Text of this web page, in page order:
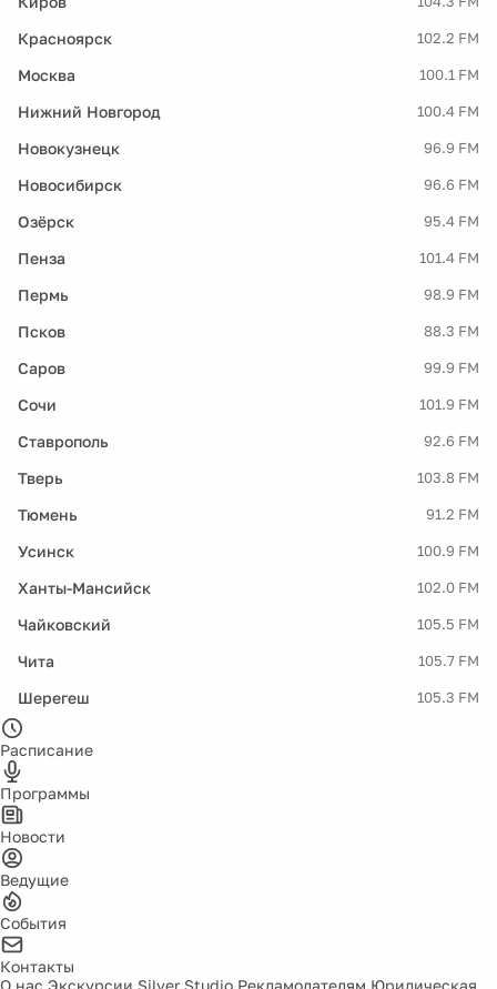
Красноярск 102.2 FM
Москва 100.1 FM
Нижний Новгород 100.4 FM
Новокузнецк 96.9 FM
Новосибирск 96.6 FM
Озёрск 95.4 FM
Пенза 101.4 FM
Пермь 98.9 FM
Псков 88.3 FM
Саров 99.9 FM
Сочи 101.9 FM
Ставрополь 92.6 FM
Тверь 103.8 FM
Тюмень 91.2 FM
Усинск 100.9 FM
Ханты-Мансийск 102.0 FM
Чайковский 105.5 FM
Чита 105.7 FM
Шерегеш 105.3 FM
Расписание
Программы
Новости
Ведущие
События
Контакты
О нас Экскурсии Silver Studio Рекламодателям Юридическая